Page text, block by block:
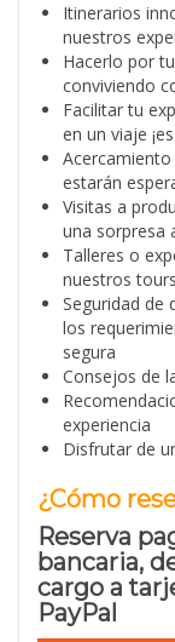
Itinerarios
nuestros
Hacerlo por
conviviendo
Facilitar tu
en un viaje
estarán
Visitas a
una sorpresa
Talleres o
nuestros tours
Seguridad de
los
segura
Consejos de
experiencia
Disfrutar de
¿Cómo
Reserva
bancaria,
cargo a
PayPal